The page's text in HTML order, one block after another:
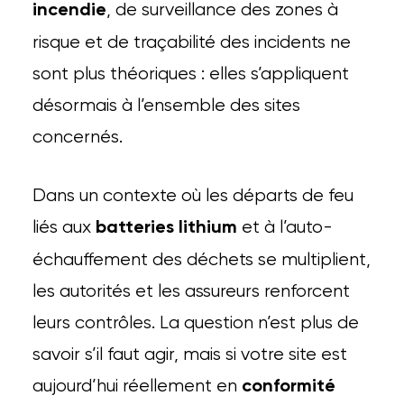
incendie, de surveillance des zones à
risque et de traçabilité des incidents ne
sont plus théoriques : elles s’appliquent
désormais à l’ensemble des sites
concernés.
Dans un contexte où les départs de feu
liés aux batteries lithium et à l’auto-
échauffement des déchets se multiplient,
les autorités et les assureurs renforcent
leurs contrôles. La question n’est plus de
savoir s’il faut agir, mais si votre site est
aujourd’hui réellement en conformité